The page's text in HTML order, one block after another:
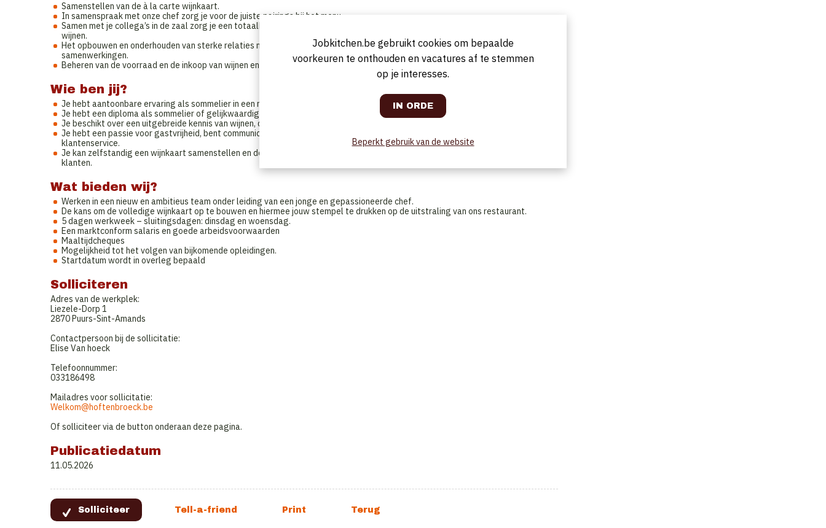
Samenstellen van de à la carte wijnkaart.
In samenspraak met onze chef zorg je voor de juiste pairings bij het menu.
Samen met je collega’s in de zaal zorg je een totaalbeleving voor onze gasten en adviseer je hen bij het kiezen van de juiste
wijnen.
Het opbouwen en onderhouden van sterke relaties met wijnleveranciers en het zoeken naar nieuwe mogelijkheden voor
samenwerkingen.
Beheren van de voorraad en de inkoop van wijnen en drankenassortiment in de bar.
Wie ben jij?
Je hebt aantoonbare ervaring als sommelier in een restaurant- of horecaomgeving.
Je hebt een diploma als sommelier of gelijkwaardige ervaring.
Je beschikt over een uitgebreide kennis van wijnen, druivensoorten, wijnstreken en wijn-spijscombinaties.
Je hebt een passie voor gastvrijheid, bent communicatief sterk en hebt talent voor het bieden van een uitstekende
klantenservice.
Je kan zelfstandig een wijnkaart samenstellen en deze regelmatig updaten op basis van de voorraad en de vraag van onze
klanten.
Wat bieden wij?
Werken in een nieuw en ambitieus team onder leiding van een jonge en gepassioneerde chef.
De kans om de volledige wijnkaart op te bouwen en hiermee jouw stempel te drukken op de uitstraling van ons restaurant.
5 dagen werkweek – sluitingsdagen: dinsdag en woensdag.
Een marktconform salaris en goede arbeidsvoorwaarden
Maaltijdcheques
Mogelijkheid tot het volgen van bijkomende opleidingen.
Startdatum wordt in overleg bepaald
Solliciteren
Adres van de werkplek:
Liezele-Dorp 1
2870 Puurs-Sint-Amands
Contactpersoon bij de sollicitatie:
Elise Van hoeck
Telefoonnummer:
033186498
Mailadres voor sollicitatie:
Welkom@hoftenbroeck.be
Of solliciteer via de button onderaan deze pagina.
Publicatiedatum
11.05.2026
Jobkitchen.be gebruikt cookies om bepaalde
voorkeuren te onthouden en vacatures af te stemmen
op je interesses.
Beperkt gebruik van de website